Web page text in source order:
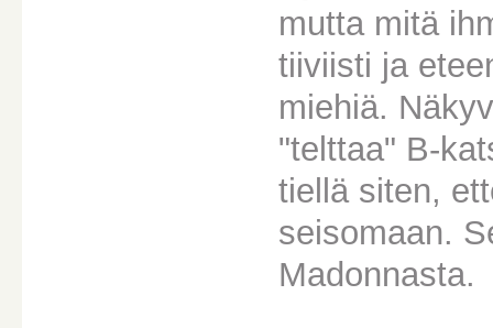
mutta mitä
tiiviisti ja
miehiä.
"telttaa" B-
tiellä siten,
seisomaan.
Madonnasta.